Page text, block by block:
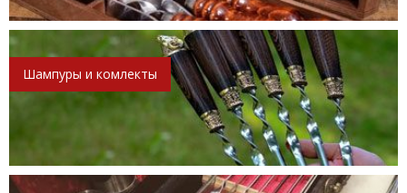
Шампуры и комлекты